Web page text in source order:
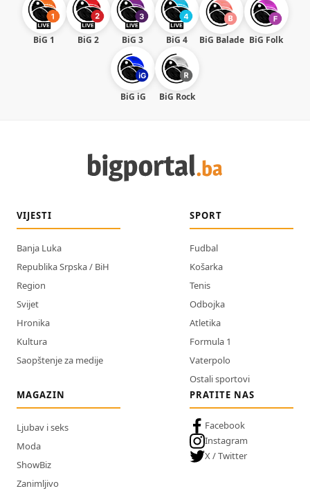
BiG 1 BiG 2 BiG 3 BiG 4 BiG Balade BiG Folk
BiG iG BiG Rock
VIJESTI
Banja Luka
Republika Srpska / BiH
Region
Svijet
Hronika
Kultura
Saopštenje za medije
SPORT
Fudbal
Košarka
Tenis
Odbojka
Atletika
Formula 1
Vaterpolo
Ostali sportovi
MAGAZIN
Ljubav i seks
Moda
ShowBiz
Zanimljivo
PRATITE NAS
Facebook
Instagram
X / Twitter